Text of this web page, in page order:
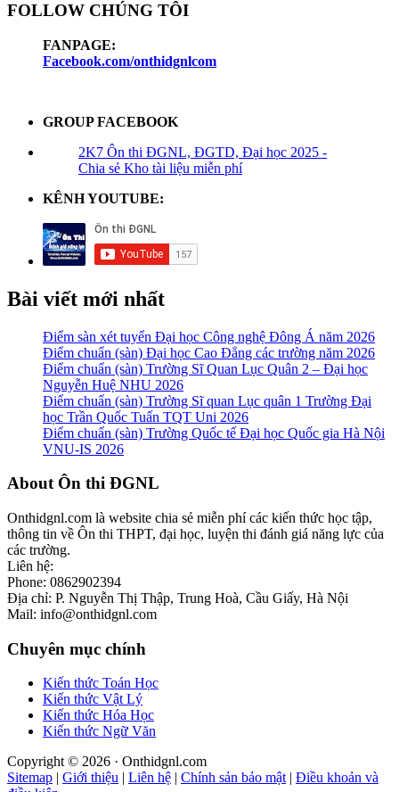
FOLLOW CHÚNG TÔI
FANPAGE:
Facebook.com/onthidgnlcom
GROUP FACEBOOK
2K7 Ôn thi ĐGNL, ĐGTD, Đại học 2025 -
Chia sẻ Kho tài liệu miễn phí
KÊNH YOUTUBE:
Bài viết mới nhất
Điểm sàn xét tuyển Đại học Công nghệ Đông Á năm 2026
Điểm chuẩn (sàn) Đại học Cao Đẳng các trường năm 2026
Điểm chuẩn (sàn) Trường Sĩ Quan Lục Quân 2 – Đại học
Nguyễn Huệ NHU 2026
Điểm chuẩn (sàn) Trường Sĩ quan Lục quân 1 Trường Đại
học Trần Quốc Tuấn TQT Uni 2026
Điểm chuẩn (sàn) Trường Quốc tế Đại học Quốc gia Hà Nội
VNU-IS 2026
Footer
About Ôn thi ĐGNL
Onthidgnl.com là website chia sẻ miễn phí các kiến thức học tập,
thông tin về Ôn thi THPT, đại học, luyện thi đánh giá năng lực của
các trường.
Liên hệ:
Phone: 0862902394
Địa chỉ: P. Nguyễn Thị Thập, Trung Hoà, Cầu Giấy, Hà Nội
Mail: info@onthidgnl.com
Chuyên mục chính
Kiến thức Toán Học
Kiến thức Vật Lý
Kiến thức Hóa Học
Kiến thức Ngữ Văn
Copyright © 2026 · Onthidgnl.com
Sitemap | Giới thiệu | Liên hệ | Chính sản bảo mật| Điều khoản và